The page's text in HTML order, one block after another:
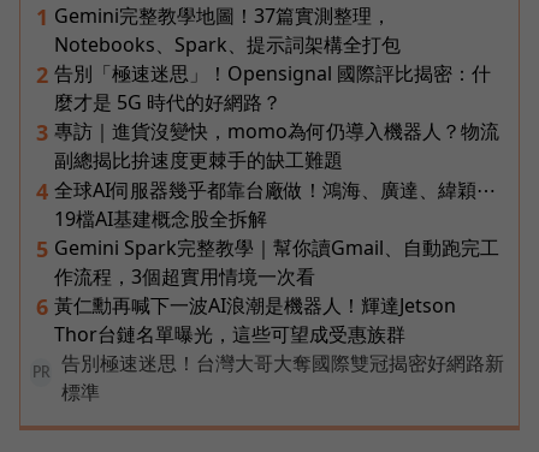
1 Gemini完整教學地圖！37篇實測整理，
Notebooks、Spark、提示詞架構全打包
2 告別「極速迷思」！Opensignal 國際評比揭密：什
麼才是 5G 時代的好網路？
3 專訪｜進貨沒變快，momo為何仍導入機器人？物流
副總揭比拚速度更棘手的缺工難題
4 全球AI伺服器幾乎都靠台廠做！鴻海、廣達、緯穎⋯
19檔AI基建概念股全拆解
5 Gemini Spark完整教學｜幫你讀Gmail、自動跑完工
作流程，3個超實用情境一次看
6 黃仁勳再喊下一波AI浪潮是機器人！輝達Jetson
Thor台鏈名單曝光，這些可望成受惠族群
PR
告別極速迷思！台灣大哥大奪國際雙冠揭密好網路新
標準